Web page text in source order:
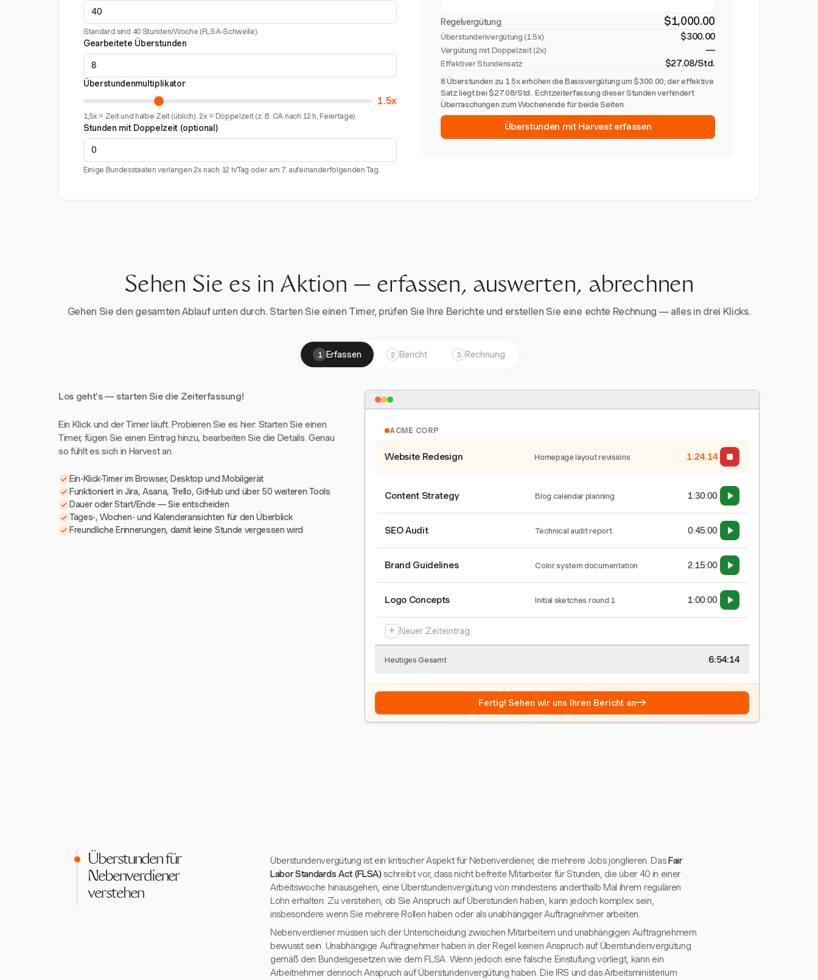
Standard sind 40 Stunden/Woche (FLSA-Schwelle).
Gearbeitete Überstunden
Überstundenmultiplikator
1.5x
1,5x = Zeit und halbe Zeit (üblich). 2x = Doppelzeit (z. B. CA nach 12 h, Feiertage).
Stunden mit Doppelzeit (optional)
Einige Bundesstaaten verlangen 2x nach 12 h/Tag oder am 7. aufeinanderfolgenden Tag.
Regelvergütung $1,000.00
Überstundenvergütung (1.5x) $300.00
Vergütung mit Doppelzeit (2x) —
Effektiver Stundensatz $27.08/Std.
8 Überstunden zu 1.5x erhöhen die Basisvergütung um $300.00; der effektive
Satz liegt bei $27.08/Std.. Echtzeiterfassung dieser Stunden verhindert
Überraschungen zum Wochenende für beide Seiten.
Überstunden mit Harvest erfassen
Sehen Sie es in Aktion — erfassen, auswerten, abrechnen
Gehen Sie den gesamten Ablauf unten durch. Starten Sie einen Timer, prüfen Sie Ihre Berichte und erstellen Sie eine echte Rechnung — alles in drei Klicks.
1 Erfassen 2 Bericht 3 Rechnung
Los geht's — starten Sie die Zeiterfassung!
Ein Klick und der Timer läuft. Probieren Sie es hier: Starten Sie einen
Timer, fügen Sie einen Eintrag hinzu, bearbeiten Sie die Details. Genau
so fühlt es sich in Harvest an.
Ein-Klick-Timer im Browser, Desktop und Mobilgerät
Funktioniert in Jira, Asana, Trello, GitHub und über 50 weiteren Tools
Dauer oder Start/Ende — Sie entscheiden
Tages-, Wochen- und Kalenderansichten für den Überblick
Freundliche Erinnerungen, damit keine Stunde vergessen wird
ACME CORP
Website Redesign Homepage layout revisions 1:24:15
Content Strategy Blog calendar planning 1:30:00
SEO Audit Technical audit report 0:45:00
Brand Guidelines Color system documentation 2:15:00
Logo Concepts Initial sketches round 1 1:00:00
+ Neuer Zeiteintrag
Heutiges Gesamt 6:54:15
Fertig! Sehen wir uns Ihren Bericht an→
Überstunden für
Nebenverdiener
verstehen
Überstundenvergütung ist ein kritischer Aspekt für Nebenverdiener, die mehrere Jobs jonglieren. DasFair
Labor Standards Act (FLSA)schreibt vor, dass nicht befreite Mitarbeiter für Stunden, die über 40 in einer
Arbeitswoche hinausgehen, eine Überstundenvergütung von mindestens anderthalb Mal ihrem regulären
Lohn erhalten. Zu verstehen, ob Sie Anspruch auf Überstunden haben, kann jedoch komplex sein,
insbesondere wenn Sie mehrere Rollen haben oder als unabhängiger Auftragnehmer arbeiten.
Nebenverdiener müssen sich der Unterscheidung zwischen Mitarbeitern und unabhängigen Auftragnehmern
bewusst sein. Unabhängige Auftragnehmer haben in der Regel keinen Anspruch auf Überstundenvergütung
gemäß den Bundesgesetzen wie dem FLSA. Wenn jedoch eine falsche Einstufung vorliegt, kann ein
Arbeitnehmer dennoch Anspruch auf Überstundenvergütung haben. Die IRS und das Arbeitsministerium